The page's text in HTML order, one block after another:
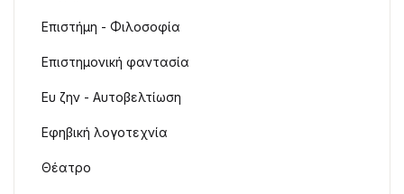
Επιστήμη - Φιλοσοφία
Επιστημονική φαντασία
Ευ ζην - Αυτοβελτίωση
Εφηβική λογοτεχνία
Θέατρο